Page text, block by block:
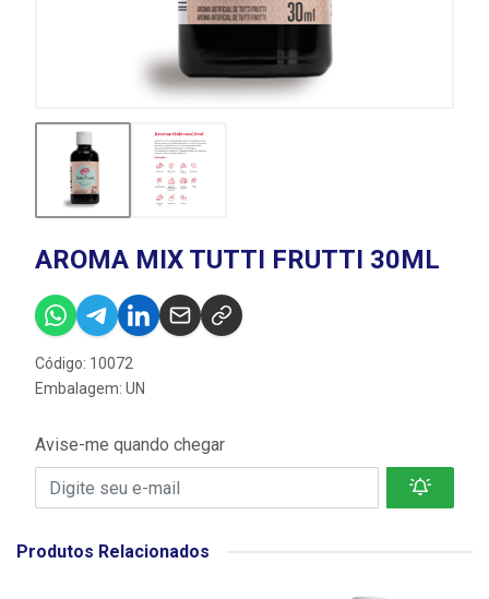
AROMA MIX TUTTI FRUTTI 30ML
Código: 10072
Embalagem: UN
Avise-me quando chegar
Produtos Relacionados